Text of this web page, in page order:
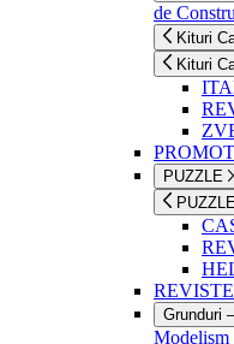
de
Kituri
Kituri
PUZZLE
Grunduri
Modelism